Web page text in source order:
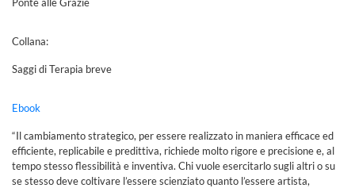
Collana:
Saggi di Terapia breve
Ebook
“Il cambiamento strategico, per essere realizzato in maniera efficace ed
efficiente, replicabile e predittiva, richiede molto rigore e precisione e, al
tempo stesso flessibilità e inventiva. Chi vuole esercitarlo sugli altri o su
se stesso deve coltivare l’essere scienziato quanto l’essere artista,